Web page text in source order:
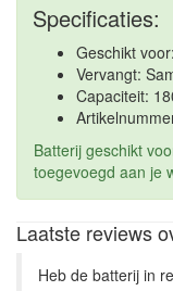
Specificaties:
Geschikt
Vervangt:
Capaciteit:
Batterij geschikt
toegevoegd aan je
Laatste reviews
Heb de batterij in